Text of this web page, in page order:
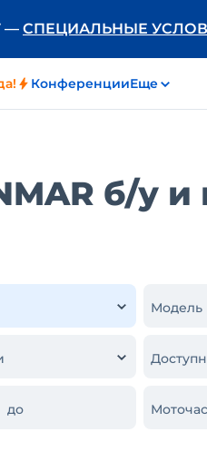
— СПЕЦИАЛЬНЫЕ
КонференцииЕще
б/у и
Модель
до